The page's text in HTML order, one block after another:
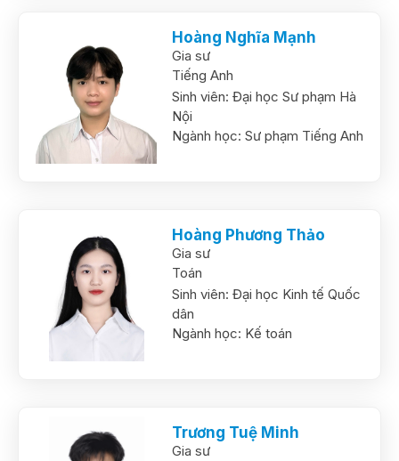
Hoàng Nghĩa Mạnh
Gia sư
Tiếng Anh
Sinh viên: Đại học Sư phạm Hà
Nội
Ngành học: Sư phạm Tiếng Anh
Hoàng Phương Thảo
Gia sư
Toán
Sinh viên: Đại học Kinh tế Quốc
dân
Ngành học: Kế toán
Trương Tuệ Minh
Gia sư